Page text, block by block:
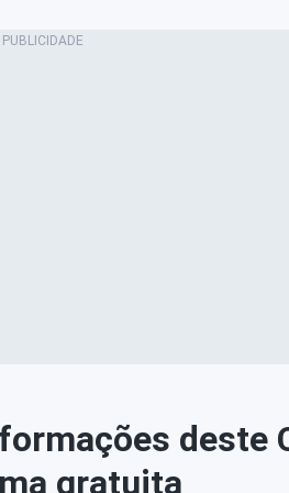
deste
gratuita